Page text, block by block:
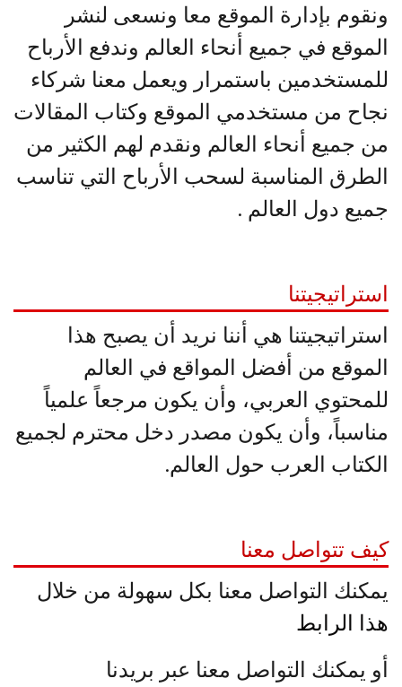
ونقوم بإدارة الموقع معا ونسعى لنشر
الموقع في جميع أنحاء العالم وندفع الأرباح
للمستخدمين باستمرار ويعمل معنا شركاء
نجاح من مستخدمي الموقع وكتاب المقالات
من جميع أنحاء العالم ونقدم لهم الكثير من
الطرق المناسبة لسحب الأرباح التي تناسب
جميع دول العالم .
استراتيجيتنا
استراتيجيتنا هي أننا نريد أن يصبح هذا
الموقع من أفضل المواقع في العالم
للمحتوي العربي، وأن يكون مرجعاً علمياً
مناسباً، وأن يكون مصدر دخل محترم لجميع
الكتاب العرب حول العالم.
كيف تتواصل معنا
يمكنك التواصل معنا بكل سهولة من خلال
هذا الرابط
أو يمكنك التواصل معنا عبر بريدنا